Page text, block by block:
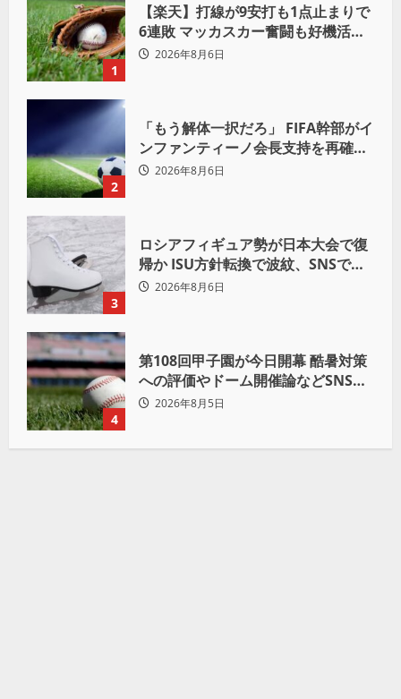
1
【楽天】打線が9安打も1点止まりで
6連敗 マッカスカー奮闘も好機活か
せず借金「22」
2026年8月6日
2
「もう解体一択だろ」 FIFA幹部がイ
ンファンティーノ会長支持を再確認
も 批判収まらず
2026年8月6日
3
ロシアフィギュア勢が日本大会で復
帰か ISU方針転換で波紋、SNSでは
賛否両論
2026年8月6日
4
第108回甲子園が今日開幕 酷暑対策
への評価やドーム開催論などSNSで
議論も
2026年8月5日